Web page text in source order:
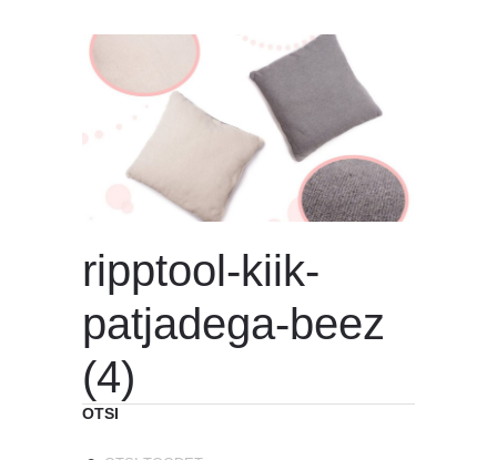
ripptool-kiik-
patjadega-beez
(4)
OTSI